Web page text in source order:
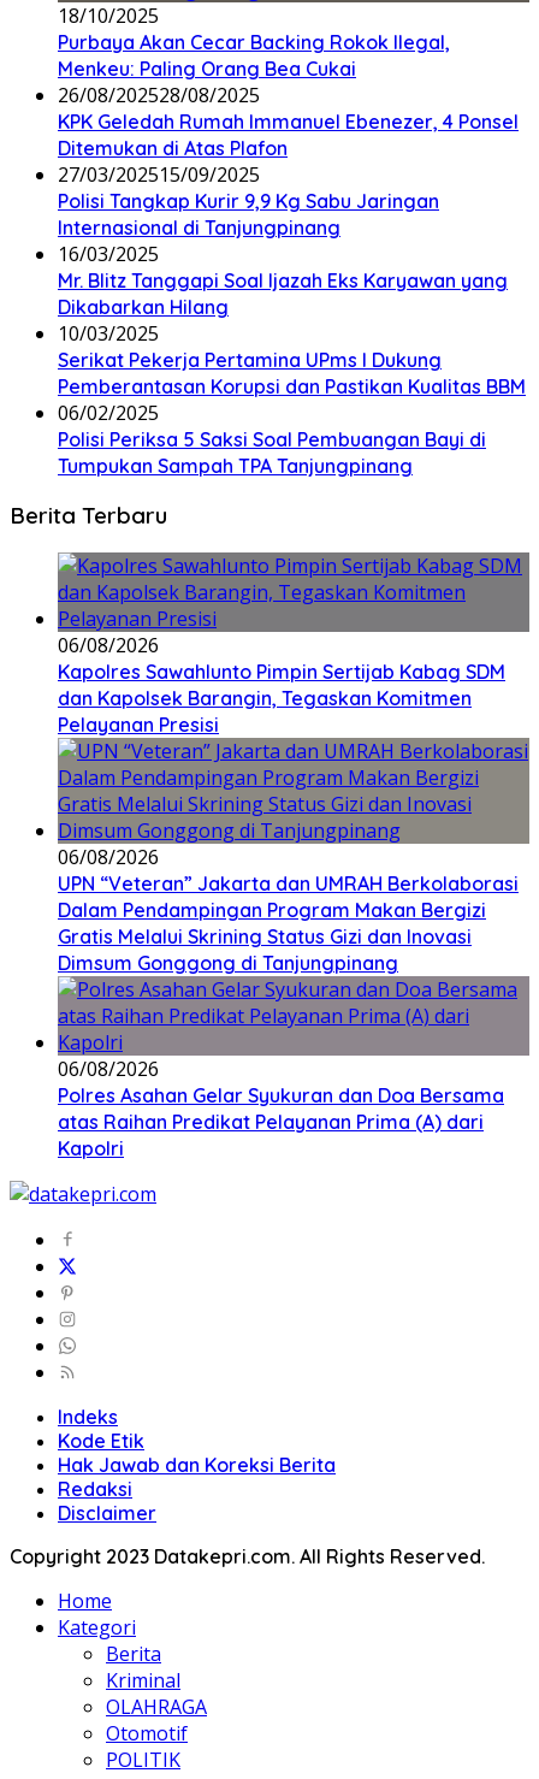
18/10/2025
Purbaya Akan Cecar Backing Rokok Ilegal,
Menkeu: Paling Orang Bea Cukai
26/08/202528/08/2025
KPK Geledah Rumah Immanuel Ebenezer, 4 Ponsel
Ditemukan di Atas Plafon
27/03/202515/09/2025
Polisi Tangkap Kurir 9,9 Kg Sabu Jaringan
Internasional di Tanjungpinang
16/03/2025
Mr. Blitz Tanggapi Soal Ijazah Eks Karyawan yang
Dikabarkan Hilang
10/03/2025
Serikat Pekerja Pertamina UPms I Dukung
Pemberantasan Korupsi dan Pastikan Kualitas BBM
06/02/2025
Polisi Periksa 5 Saksi Soal Pembuangan Bayi di
Tumpukan Sampah TPA Tanjungpinang
Berita Terbaru
06/08/2026
Kapolres Sawahlunto Pimpin Sertijab Kabag SDM
dan Kapolsek Barangin, Tegaskan Komitmen
Pelayanan Presisi
06/08/2026
UPN “Veteran” Jakarta dan UMRAH Berkolaborasi
Dalam Pendampingan Program Makan Bergizi
Gratis Melalui Skrining Status Gizi dan Inovasi
Dimsum Gonggong di Tanjungpinang
06/08/2026
Polres Asahan Gelar Syukuran dan Doa Bersama
atas Raihan Predikat Pelayanan Prima (A) dari
Kapolri
Indeks
Kode Etik
Hak Jawab dan Koreksi Berita
Redaksi
Disclaimer
Copyright 2023 Datakepri.com. All Rights Reserved.
Home
Kategori
Berita
Kriminal
OLAHRAGA
Otomotif
POLITIK